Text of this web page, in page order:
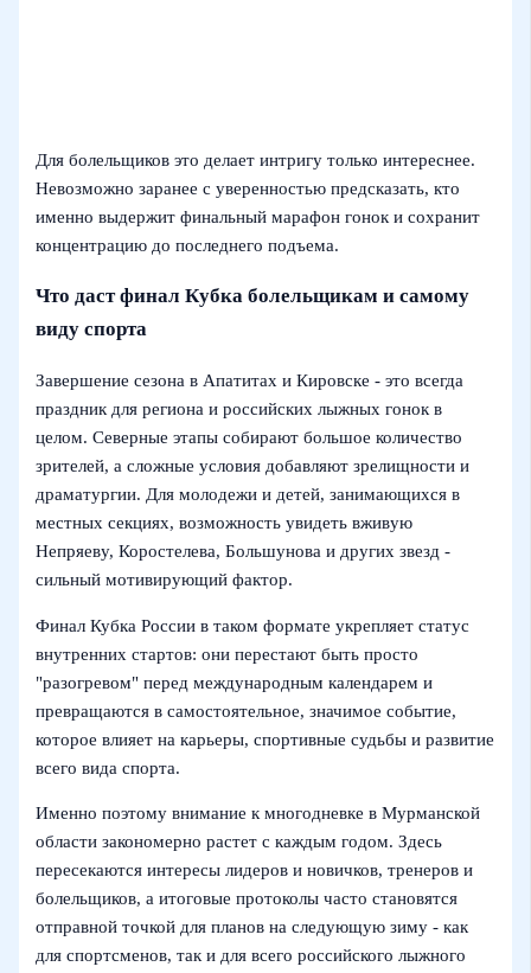
Для болельщиков это делает интригу только интереснее.
Невозможно заранее с уверенностью предсказать, кто
именно выдержит финальный марафон гонок и сохранит
концентрацию до последнего подъема.
Что даст финал Кубка болельщикам и самому
виду спорта
Завершение сезона в Апатитах и Кировске - это всегда
праздник для региона и российских лыжных гонок в
целом. Северные этапы собирают большое количество
зрителей, а сложные условия добавляют зрелищности и
драматургии. Для молодежи и детей, занимающихся в
местных секциях, возможность увидеть вживую
Непряеву, Коростелева, Большунова и других звезд -
сильный мотивирующий фактор.
Финал Кубка России в таком формате укрепляет статус
внутренних стартов: они перестают быть просто
"разогревом" перед международным календарем и
превращаются в самостоятельное, значимое событие,
которое влияет на карьеры, спортивные судьбы и развитие
всего вида спорта.
Именно поэтому внимание к многодневке в Мурманской
области закономерно растет с каждым годом. Здесь
пересекаются интересы лидеров и новичков, тренеров и
болельщиков, а итоговые протоколы часто становятся
отправной точкой для планов на следующую зиму - как
для спортсменов, так и для всего российского лыжного